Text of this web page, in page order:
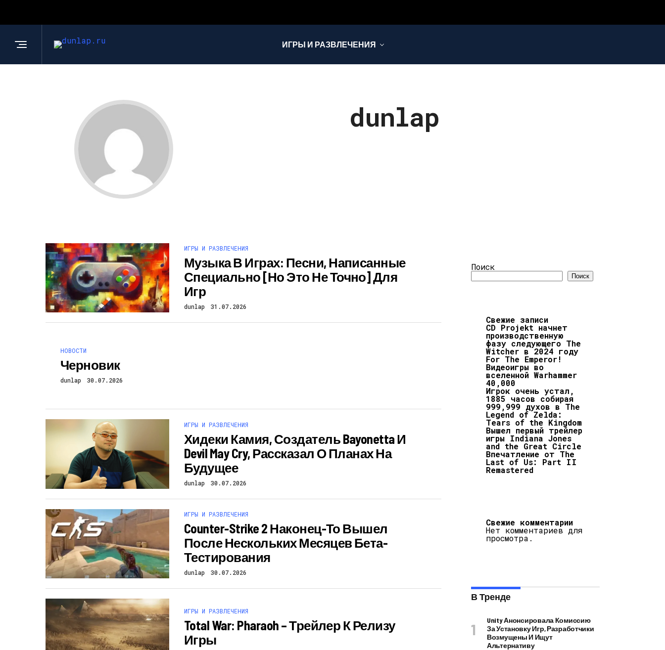
ИГРЫ И РАЗВЛЕЧЕНИЯ
dunlap
ИГРЫ И РАЗВЛЕЧЕНИЯ
Музыка В Играх: Песни, Написанные
Специально [но Это Не Точно] Для
Игр
dunlap 31.07.2026
НОВОСТИ
Черновик
dunlap 30.07.2026
ИГРЫ И РАЗВЛЕЧЕНИЯ
Хидеки Камия, Создатель Bayonetta И
Devil May Cry, Рассказал О Планах На
Будущее
dunlap 30.07.2026
ИГРЫ И РАЗВЛЕЧЕНИЯ
Counter-Strike 2 Наконец-То Вышел
После Нескольких Месяцев Бета-
Тестирования
dunlap 30.07.2026
ИГРЫ И РАЗВЛЕЧЕНИЯ
Total War: Pharaoh – Трейлер К Релизу
Игры
Поиск
Поиск
Свежие записи
CD Projekt начнет
производственную
фазу следующего The
Witcher в 2024 году
For The Emperor!
Видеоигры во
вселенной Warhammer
40,000
Игрок очень устал,
1885 часов собирая
999,999 духов в The
Legend of Zelda:
Tears of the Kingdom
Вышел первый трейлер
игры Indiana Jones
and the Great Circle
Впечатление от The
Last of Us: Part II
Remastered
Свежие комментарии
Нет комментариев для
просмотра.
В Тренде
Unity Анонсировала Комиссию
За Установку Игр, Разработчики
Возмущены И Ищут
Альтернативу